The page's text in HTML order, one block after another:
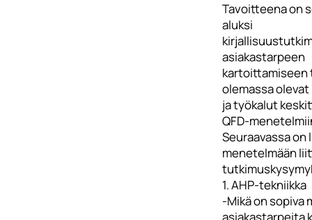
Tavoitteena on
aluksi
asiakastarpeen
olemassa
ja työkalut
QFD-
Seuraavassa
menetelmään
1. AHP-tekniikka
-Mikä on sopiva